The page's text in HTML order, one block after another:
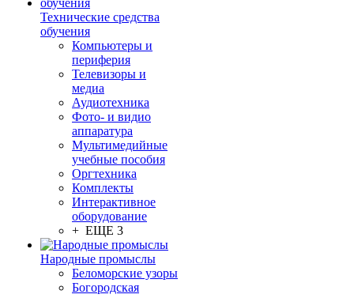
Технические средства
обучения
Компьютеры и
периферия
Телевизоры и
медиа
Аудиотехника
Фото- и видио
аппаратура
Мультимедийные
учебные пособия
Оргтехника
Комплекты
Интерактивное
оборудование
+ ЕЩЕ 3
Народные промыслы
Беломорские узоры
Богородская